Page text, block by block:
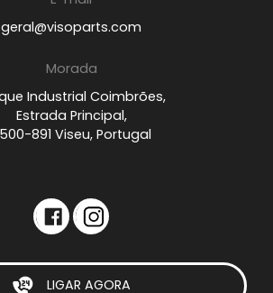
geral@visoparts.com
Morada
Industrial Coimbrões,
Estrada Principal,
891 Viseu, Portugal
LIGAR AGORA